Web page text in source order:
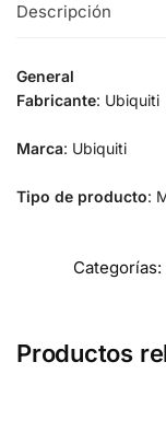
Descripción
General
Fabricante: Ubiquiti
Marca: Ubiquiti
Tipo de producto:
Categorías:
Productos